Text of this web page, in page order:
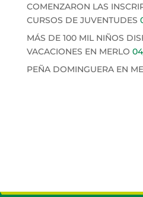
COMENZARON LAS
CURSOS DE JUVENTUDES
MÁS DE 100 MIL NIÑOS
VACACIONES EN MERLO
PEÑA DOMINGUERA EN